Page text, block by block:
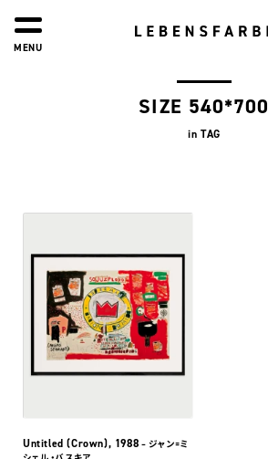
MENU
SIZE 540*700
in TAG
Untitled (Crown), 1988 – ジャン=ミ